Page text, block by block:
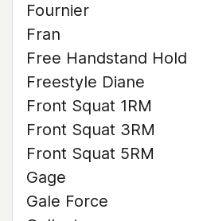
Fournier
Fran
Free Handstand Hold
Freestyle Diane
Front Squat 1RM
Front Squat 3RM
Front Squat 5RM
Gage
Gale Force